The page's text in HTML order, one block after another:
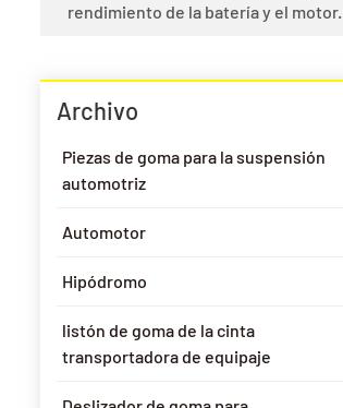
rendimiento de la batería y el motor.
Archivo
Piezas de goma para la suspensión
automotriz
Automotor
Hipódromo
listón de goma de la cinta
transportadora de equipaje